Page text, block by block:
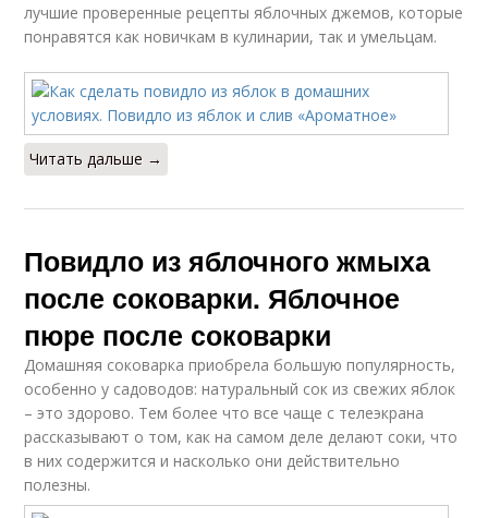
лучшие проверенные рецепты яблочных джемов, которые
понравятся как новичкам в кулинарии, так и умельцам.
Читать дальше →
Повидло из яблочного жмыха
после соковарки. Яблочное
пюре после соковарки
Домашняя соковарка приобрела большую популярность,
особенно у садоводов: натуральный сок из свежих яблок
– это здорово. Тем более что все чаще с телеэкрана
рассказывают о том, как на самом деле делают соки, что
в них содержится и насколько они действительно
полезны.